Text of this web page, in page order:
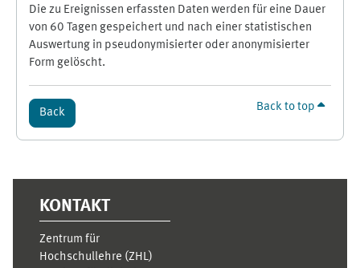
Die zu Ereignissen erfassten Daten werden für eine Dauer
von 60 Tagen gespeichert und nach einer statistischen
Auswertung in pseudonymisierter oder anonymisierter
Form gelöscht.
Back Back to top
KONTAKT
Zentrum für
Hochschullehre (ZHL)